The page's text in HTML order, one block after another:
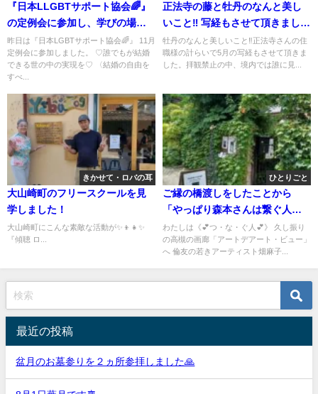
『日本LLGBTサポート協会🌈』
の定例会に参加し、学びの場を
頂きました。
昨日は『日本LGBTサポート協会🌈』 11月
定例会に参加しました。 ♡誰でもが結婚
できる世の中の実現を♡ 〈結婚の自由を
すべ...
正法寺の藤と牡丹のなんと美し
いこと‼️ 写経もさせて頂きました
🍀
牡丹のなんと美しいこと‼️正法寺さんの住
職様の計らいで5月の写経もさせて頂きま
した。拝観禁止の中、境内では誰に見...
きかせて・ロバの耳
大山崎町のフリースクールを見
学しました！
大山崎町にこんな素敵な活動が✨️👦👧✨️
『傾聴 ロ...
ひとりごと
ご縁の橋渡しをしたことから
「やっぱり森本さんは繋ぐ人や
ね」と言われ、とてもとても嬉
しかったです💗💗💗
わたしは《💕つ・な・ぐ人💕》 久し振り
の高槻の画廊「アートデアート・ビュー」
へ 倫友の若きアーティスト畑麻子...
最近の投稿
盆月のお墓参りを２ヵ所参拝しました🙏